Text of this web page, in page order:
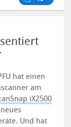
hat einen
am
iX2500
Und hat